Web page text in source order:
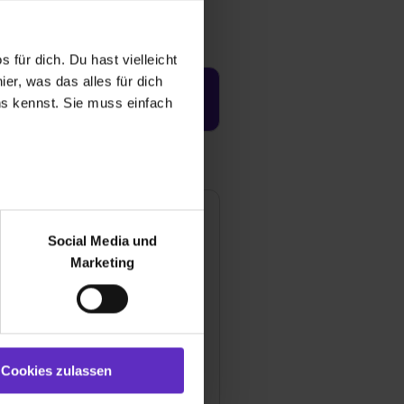
für dich. Du hast vielleicht
was das alles für dich
kennst. Sie muss einfach
bei Benutzung der
zu analysieren
soziale Medien, Werbung
bereitgestellt hast oder die
auch damit
Social Media und
Marketing
Cookies zulassen
Jetzt aktivieren
Klinik